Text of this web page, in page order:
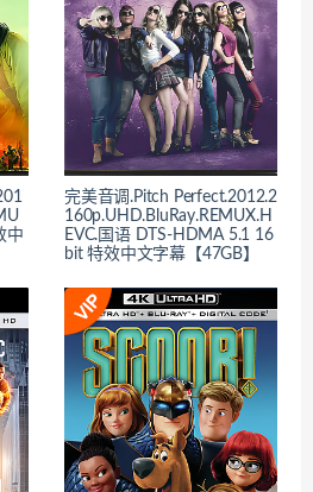
中
完美音调.Pitch Perfect.2012.2
160p.UHD.BluRay.REMUX.H
EVC.国语 DTS-HDMA 5.1 16
bit 特效中文字幕【47GB】